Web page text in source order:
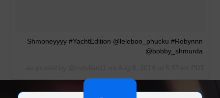
Shmoneyyyy #YachtEdition @leleboo_phucku #Robynnn
@bobby_shmurda